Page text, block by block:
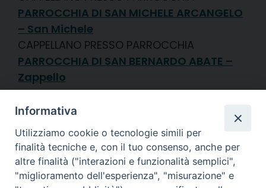
PARROCCHIA DI SAN MICHELE ARCANGELO
– San Michele
CAPPELLANO PRESSO PARROCCHIA
PARROCCHIA DI SAN BERNARDO ABATE –
Zappello
CREMA
Informativa
Utilizziamo cookie o tecnologie simili per
finalità tecniche e, con il tuo consenso, anche per
altre finalità ("interazioni e funzionalità semplici",
"miglioramento dell'esperienza", "misurazione" e